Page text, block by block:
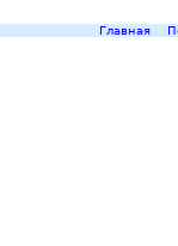
Главная